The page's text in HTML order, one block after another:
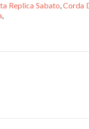
Replica Sabato,Corda
,